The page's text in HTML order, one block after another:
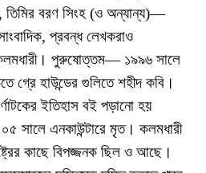
তিমির বরণ সিংহ (ও অন্যান্য)—
প্রবন্ধ লেখকরাও
কলমধারী। পুরুষোত্তম— ১৯৯৬ সালে
গ্রে হাউন্ডের গুলিতে শহীদ কবি।
ইতিহাস বই পড়ানো হয়
সালে এনকাউন্টারে মৃত। কলমধারী
কাছে বিপজ্জনক ছিল ও আছে।